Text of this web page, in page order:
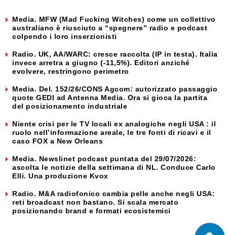
Media. MFW (Mad Fucking Witches) come un collettivo
australiano è riusciuto a “spegnere” radio e podcast
colpendo i loro inserzionisti
Radio. UK, AA/WARC: cresce raccolta (IP in testa). Italia
invece arretra a giugno (-11,5%). Editori anziché
evolvere, restringono perimetro
Media. Del. 152/26/CONS Agcom: autorizzato passaggio
quote GEDI ad Antenna Media. Ora si gioca la partita
del posizionamento industriale
Niente crisi per le TV locali ex analogiche negli USA : il
ruolo nell’informazione areale, le tre fonti di ricavi e il
caso FOX a New Orleans
Media. Newslinet podcast puntata del 29/07/2026:
ascolta le notizie della settimana di NL. Conduce Carlo
Elli. Una produzione Kvox
Radio. M&A radiofonico cambia pelle anche negli USA:
reti broadcast non bastano. Si scala mercato
posizionando brand e formati ecosistemici